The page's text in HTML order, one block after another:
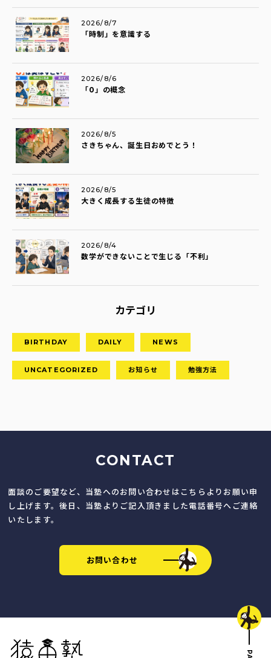
「時制」を意識する
2026/8/7
「0」の概念
2026/8/6
さきちゃん、誕生日おめでとう！
2026/8/5
大きく成長する生徒の特徴
2026/8/5
数学ができないことで生じる「不利」
2026/8/4
カテゴリ
BIRTHDAY DAILY NEWS
UNCATEGORIZED お知らせ 勉強方法
CONTACT
面談のご要望など、当塾へのお問い合わせはこちらよりお願い申
し上げます。後日、当塾よりご記入頂きました電話番号へご連絡
いたします。
お問い合わせ
猿田塾